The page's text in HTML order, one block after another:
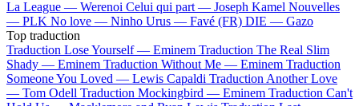
La League — Werenoi Celui qui part — Joseph Kamel Nouvelles
— PLK No love — Ninho Urus — Favé (FR) DIE — Gazo
Top traduction
Traduction Lose Yourself — Eminem Traduction The Real Slim
Shady — Eminem Traduction Without Me — Eminem Traduction
Someone You Loved — Lewis Capaldi Traduction Another Love
— Tom Odell Traduction Mockingbird — Eminem Traduction Can't